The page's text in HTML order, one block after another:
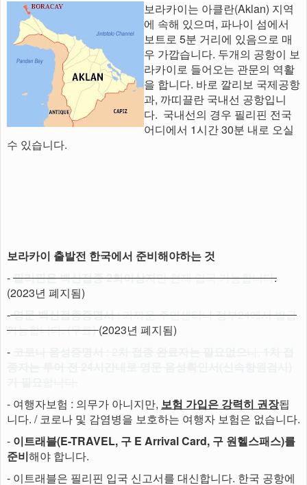
보라카이는 아클란(Aklan) 지역
에 속해 있으며, 파나이 섬에서
보트로 5분 거리에 있음으로 매
우 가깝습니다. 두개의 공항이 보
라카이로 들어오는 관문의 역활
을 합니다. 바로 깔리보 국제공항
과, 까띠끌란 국내선 공항입니
다. 국내선의 경우 필리핀 전국
어디에서 1시간 30분 내로 오실
수 있습니다.
보라카이 출발전 한국에서 준비해야하는 것
-필리핀은 백신접종 2회이상자만 현재 입국 가능합니다.
(2023년 폐지됨)
-영문 백신접종증명서: 가까운 주민센터나 정부24에서 발급
가능합니다. (무료)(2023년 폐지됨)
-
- 여행자보험 : 의무가 아니지만, 보험 가입은 강력히 권장됩
니다. / 코로나 및 감염병을 보호하는 여행자 보험은 없습니다.
- 이트래블(E-TRAVEL, 구 E Arrival Card, 구 원헬스패스)를
준비해야 합니다.
- 이트래블은 필리핀 입국 신고서를 대신합니다. 한국 공항에